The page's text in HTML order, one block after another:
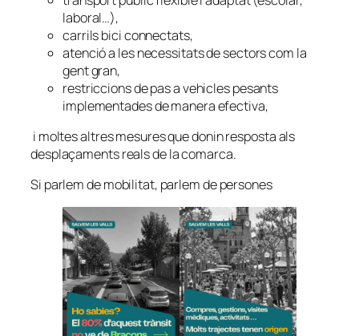
laboral…),
carrils bici connectats,
atenció a les necessitats de sectors com la
gent gran,
restriccions de pas a vehicles pesants
implementades de manera efectiva,
i moltes altres mesures que donin resposta als
desplaçaments reals de la comarca.
Si parlem de mobilitat, parlem de persones